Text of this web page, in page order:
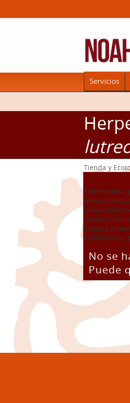
Servicios
Tienda y
Este estudio,
herramienta
cuerpos de
especie
cautividad y,
No se
Puede